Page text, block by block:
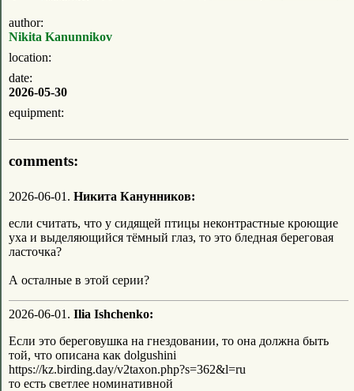
author:
Nikita Kanunnikov
location:
date:
2026-05-30
equipment:
comments:
2026-06-01. Никита Канунников:
если считать, что у сидящей птицы неконтрастные кроющие
уха и выделяющийся тёмный глаз, то это бледная береговая
ласточка?
А осталные в этой серии?
2026-06-01. Ilia Ishchenko:
Если это береговушка на гнездовании, то она должна быть
той, что описана как dolgushini
https://kz.birding.day/v2taxon.php?s=362&l=ru
то есть светлее номинативной